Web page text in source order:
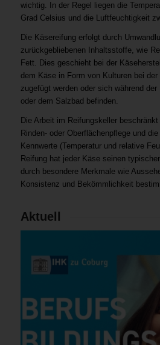
wichtig. In der Regel liegen die
Grad Celsius und die Luftfeuchtigkeit
Die Käsereifung erfolgt durch
zurückgebliebenen Inhaltsstoffe, wie
Fett. Dies geschieht bei der
dem Käse in Form von Kulturen bei
zugefügt werden oder sich während
oder dem Salzbad befinden.
Die Arbeit im Reifungskeller
Rinden- oder Oberflächenpflege und
Kennwerte (Temperatur und relative
Reifung hat jeder Käse seinen
durch besondere Merkmale wie
Konsistenz und Bekömmlichkeit
Aktuell